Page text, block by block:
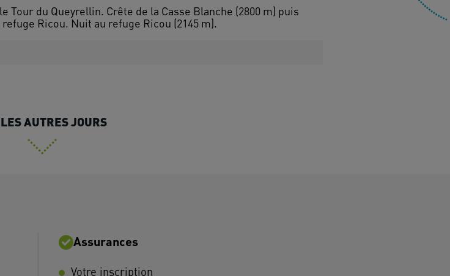
du Queyrellin. Crête de la Casse Blanche (2800 m) puis
AUTRES JOURS
Assurances
Votre inscription